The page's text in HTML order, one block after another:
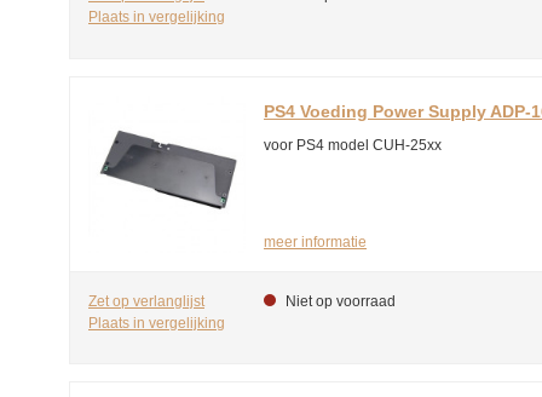
Plaats in vergelijking
PS4 Voeding Power Supply ADP-
voor PS4 model CUH-25xx
meer informatie
Zet op verlanglijst
Plaats in vergelijking
Niet op voorraad